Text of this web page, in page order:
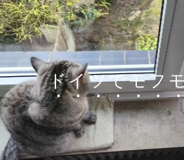
ドイツでモフ